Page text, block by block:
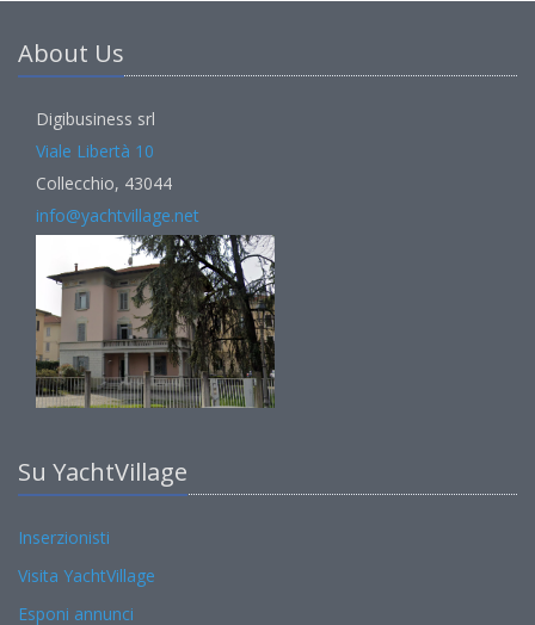
About Us
Digibusiness srl
Viale Libertà 10
Collecchio, 43044
info@yachtvillage.net
Su YachtVillage
Inserzionisti
Visita YachtVillage
Esponi annunci